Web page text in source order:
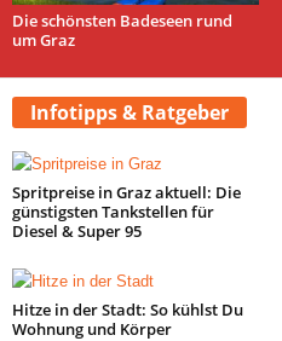
Die schönsten Badeseen rund
um Graz
Infotipps & Ratgeber
Spritpreise in Graz aktuell: Die
günstigsten Tankstellen für
Diesel & Super 95
Hitze in der Stadt: So kühlst Du
Wohnung und Körper